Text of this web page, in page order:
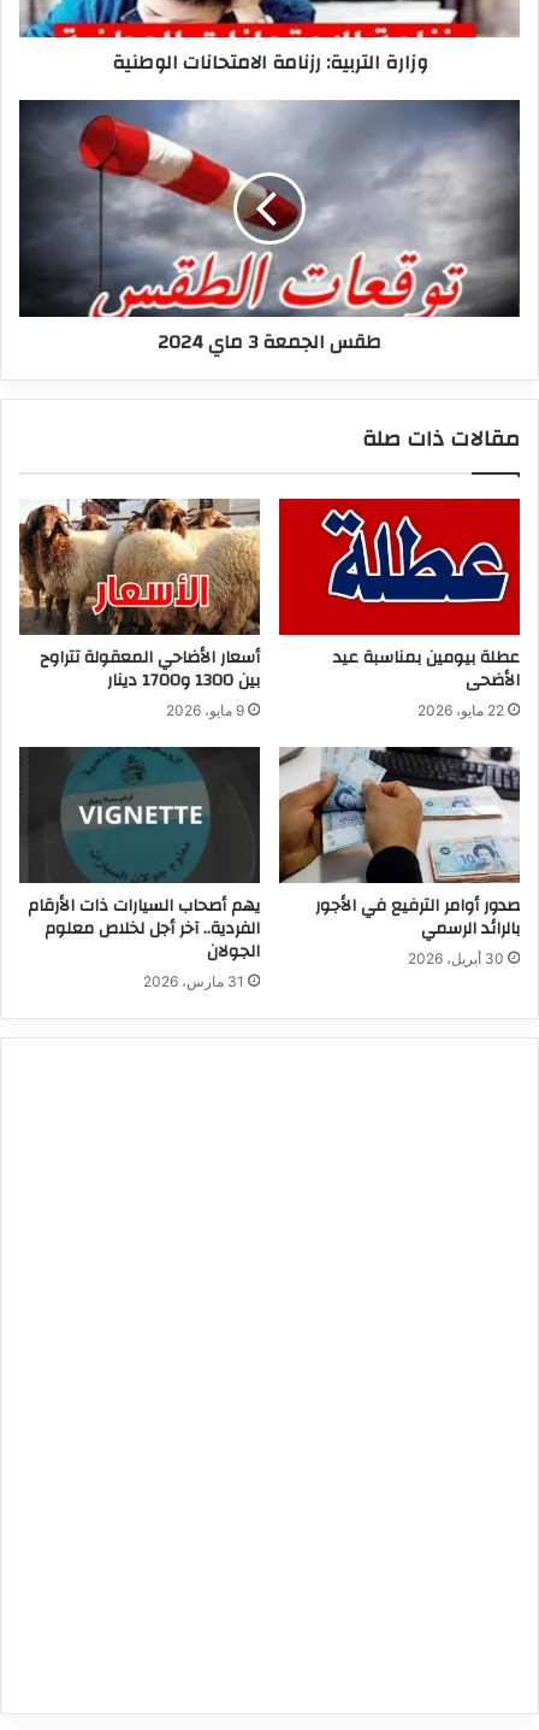
وزارة التربية: رزنامة الامتحانات الوطنية
الجمعة
ماي
طقس الجمعة 3 ماي 2024
مقالات ذات صلة
عطلة بيومين بمناسبة عيد
الأضحى
22 مايو، 2026
أسعار الأضاحي المعقولة تتراوح
بين 1300 و1700 دينار
9 مايو، 2026
صدور أوامر الترفيع في الأجور
بالرائد الرسمي
30 أبريل، 2026
يهم أصحاب السيارات ذات الأرقام
الفردية.. آخر أجل لخلاص معلوم
الجولان
31 مارس، 2026